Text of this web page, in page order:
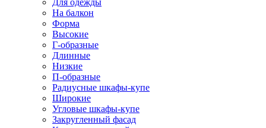
Для одежды
На балкон
Форма
Высокие
Г-образные
Длинные
Низкие
П-образные
Радиусные шкафы-купе
Широкие
Угловые шкафы-купе
Закругленный фасад